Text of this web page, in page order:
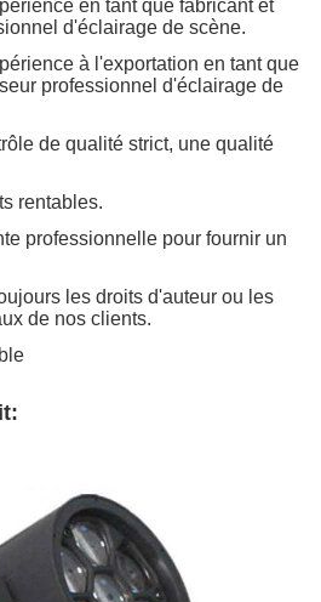
en tant que fabricant et
d'éclairage de scène.
à l'exportation en tant que
professionnel d'éclairage de
de qualité strict, une qualité
rentables.
professionnelle pour fournir un
les droits d'auteur ou les
de nos clients.